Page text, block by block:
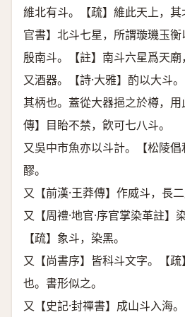
維北有斗。【疏】維此天上，其
官書】北斗七星，所謂璇璣玉
殷南斗。【註】南斗六星爲天廟
又酒器。【詩·大雅】酌以大斗
其柄也。蓋從大器挹之於樽，用
傳】目眙不禁，飮可七八斗。
又吳中市魚亦以斗計。【松陵
醪。
又【前漢·王莽傳】作威斗，長二
又【周禮·地官·序官掌染革註】
【疏】象斗，染黑。
又【尚書序】皆科斗文字。【
也。書形似之。
又【史記·封禪書】成山斗入海